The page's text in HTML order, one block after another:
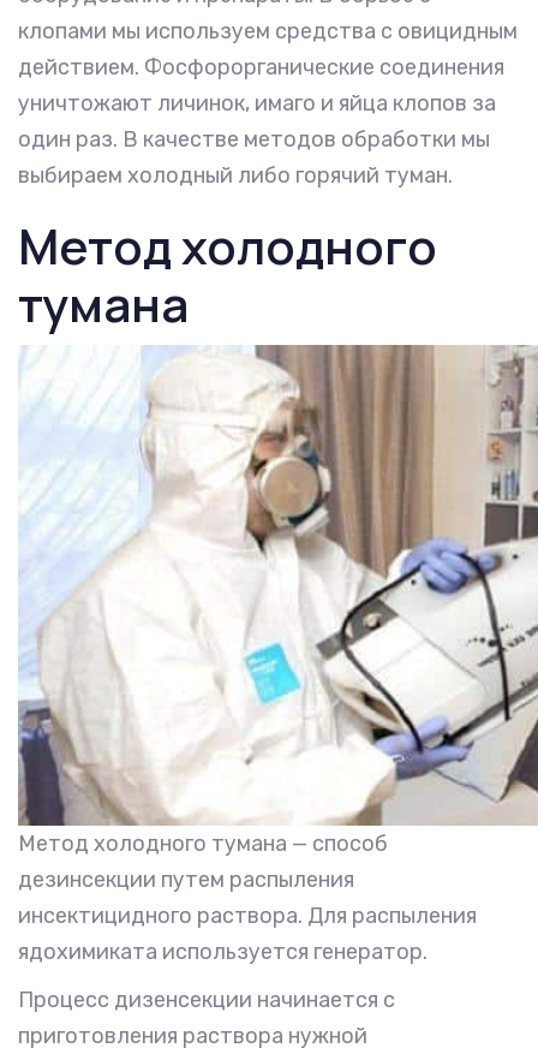
клопами мы используем средства с овицидным
действием. Фосфорорганические соединения
уничтожают личинок, имаго и яйца клопов за
один раз. В качестве методов обработки мы
выбираем холодный либо горячий туман.
Метод холодного
тумана
Метод холодного тумана — способ
дезинсекции путем распыления
инсектицидного раствора. Для распыления
ядохимиката используется генератор.
Процесс дизенсекции начинается с
приготовления раствора нужной